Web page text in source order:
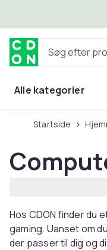
Søg efter
Alle kategorier
Hjem & have
Startside
Hos CDON finder du
gaming. Uanset om
der passer til dig og